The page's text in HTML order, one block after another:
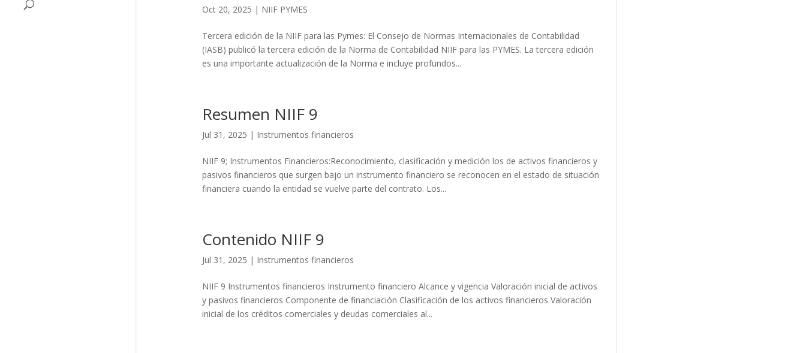
Oct 20, 2025 | NIIF PYMES
Tercera edición de la NIIF para las Pymes: El Consejo de Normas Internacionales de Contabilidad
(IASB) publicó la tercera edición de la Norma de Contabilidad NIIF para las PYMES. La tercera edición
es una importante actualización de la Norma e incluye profundos...
Resumen NIIF 9
Jul 31, 2025 | Instrumentos financieros
NIIF 9; Instrumentos Financieros:Reconocimiento, clasificación y medición los de activos financieros y
pasivos financieros que surgen bajo un instrumento financiero se reconocen en el estado de situación
financiera cuando la entidad se vuelve parte del contrato. Los...
Contenido NIIF 9
Jul 31, 2025 | Instrumentos financieros
NIIF 9 Instrumentos financieros Instrumento financiero Alcance y vigencia Valoración inicial de activos
y pasivos financieros Componente de financiación Clasificación de los activos financieros Valoración
inicial de los créditos comerciales y deudas comerciales al...